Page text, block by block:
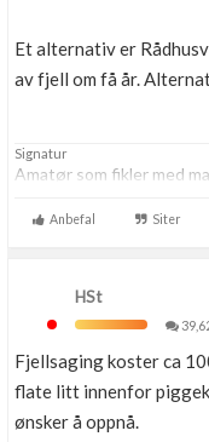
Et alternativ er
av fjell om få år.
Signatur
Amatør som fikler med
Anbefal Siter
HSt
Fjellsaging koster ca
flate litt innenfor
ønsker å oppnå.